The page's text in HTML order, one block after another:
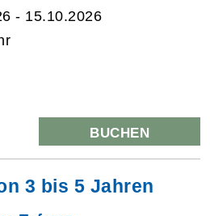
- 15.10.2026
BUCHEN
3 bis 5 Jahren